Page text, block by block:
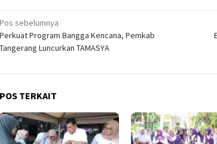
Navigasi
pos
Pos sebelumnya
Perkuat Program Bangga Kencana, Pemkab
Tangerang Luncurkan TAMASYA
POS TERKAIT